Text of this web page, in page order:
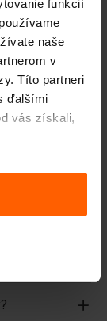
funkcií
naše
v
Títo partneri
ďalšími
vás získali,